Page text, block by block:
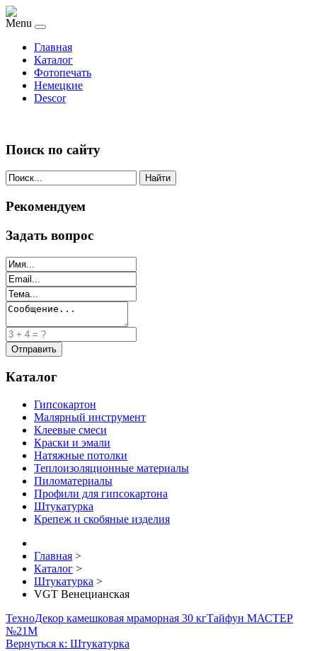
Menu
Главная
Каталог
Фотопечать
Немецкие
Descor
Поиск по сайту
Найти
Рекомендуем
Задать вопрос
Каталог
Гипсокартон
Малярный инструмент
Клеевые смеси
Краски и эмали
Натяжные потолки
Теплоизоляционные материалы
Пиломатериалы
Профили для гипсокартона
Штукатурка
Крепеж и скобяные изделия
Главная >
Каталог >
Штукатурка >
VGT Венецианская
ТехноДекор камешковая мраморная 30 кгТайфун МАСТЕР
№21М
Вернуться к: Штукатурка